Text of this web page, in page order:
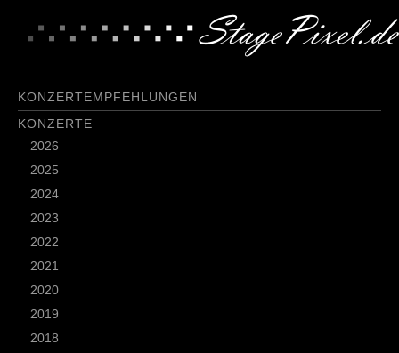
KONZERTEMPFEHLUNGEN
KONZERTE
2026
2025
2024
2023
2022
2021
2020
2019
2018